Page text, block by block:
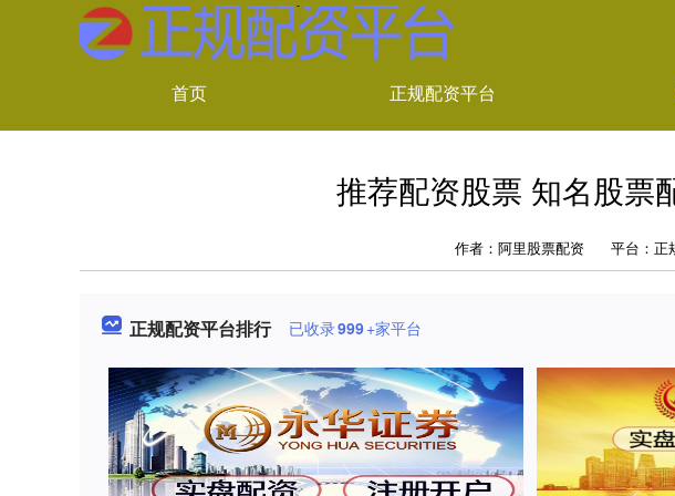
首页 正规配资平台
推荐配资股票 知名股票
作者：阿里股票配资 平台：正
正规配资平台排行 已收录999+家平台